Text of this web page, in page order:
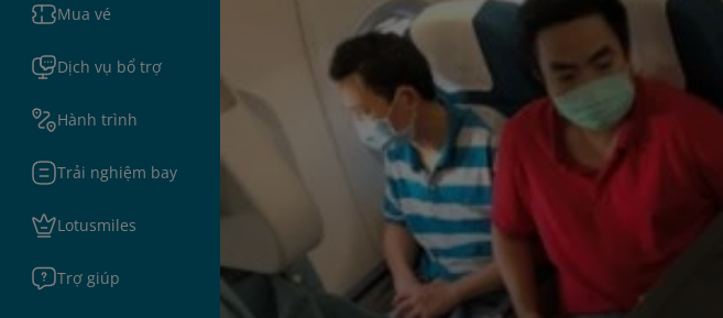
Mua vé
Dịch vụ bổ trợ
Hành trình
Trải nghiệm bay
Lotusmiles
Trợ giúp